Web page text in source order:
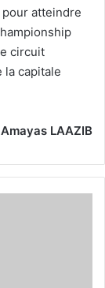
atteindre
circuit
la capitale
Amayas LAAZIB